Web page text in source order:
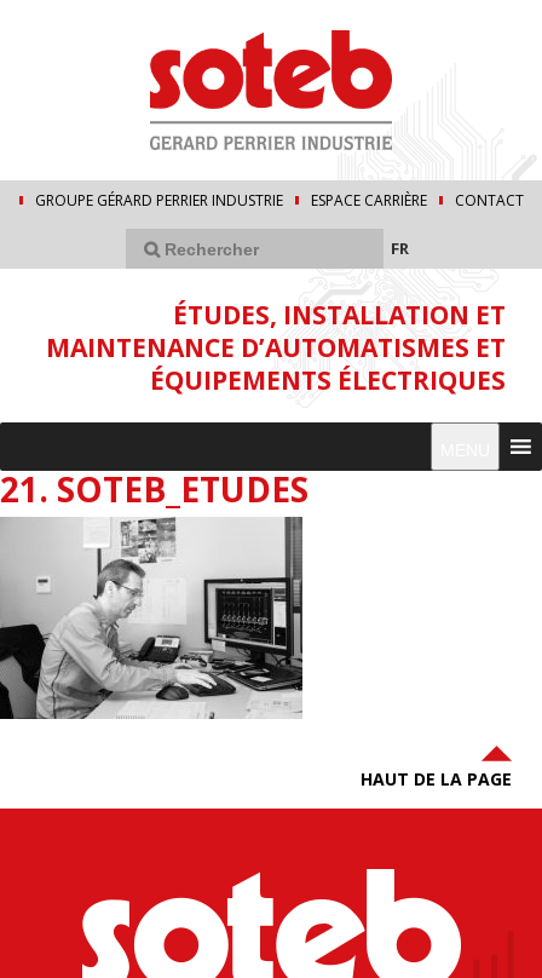
GROUPE GÉRARD PERRIER INDUSTRIE ESPACE CARRIÈRE CONTACT
FR
ÉTUDES, INSTALLATION ET
MAINTENANCE D’AUTOMATISMES ET
ÉQUIPEMENTS ÉLECTRIQUES
21. SOTEB_ETUDES
HAUT DE LA PAGE